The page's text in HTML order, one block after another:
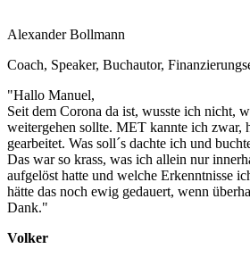
Alexander Bollmann
Coach, Speaker, Buchautor,
"Hallo Manuel,
Seit dem Corona da ist, wusste ich nicht,
weitergehen sollte. MET kannte ich zwar,
gearbeitet. Was soll´s dachte ich und
Das war so krass, was ich allein nur
aufgelöst hatte und welche Erkenntnisse
hätte das noch ewig gedauert, wenn
Dank."
Volker